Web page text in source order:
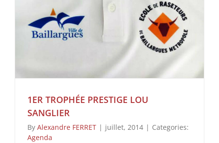
1ER TROPHÉE PRESTIGE LOU
SANGLIER
By Alexandre FERRET | juillet, 2014 | Categories:
Agenda